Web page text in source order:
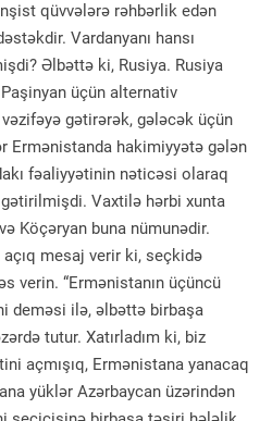
qüvvələrə rəhbərlik edən
Vardanyanı hansı
Əlbəttə ki, Rusiya. Rusiya
üçün alternativ
vəzifəyə gətirərək, gələcək üçün
Ermənistanda hakimiyyətə gələn
fəaliyyətinin nəticəsi olaraq
Vaxtilə hərbi xunta
Köçəryan buna nümunədir.
mesaj verir ki, seçkidə
verin. “Ermənistanın üçüncü
deməsi ilə, əlbəttə birbaşa
tutur. Xatırladım ki, biz
açmışıq, Ermənistana yanacaq
yüklər Azərbaycan üzərindən